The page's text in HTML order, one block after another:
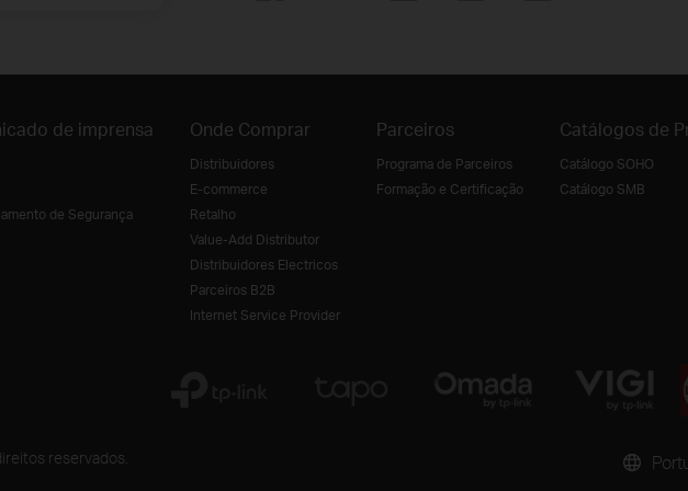
de imprensa
de Segurança
Onde Comprar
Distribuidores
E-commerce
Retalho
Value-Add Distributor
Distribuidores Electricos
Parceiros B2B
Internet Service Provider
Parceiros
Programa de Parceiros
Formação e Certificação
Catálogos de
Catálogo SOHO
Catálogo SMB
reservados.